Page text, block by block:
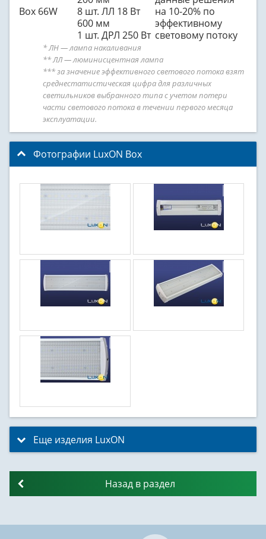
Box 66W
на 10-20% по
эффективному
световому потоку
8 шт. ЛЛ 18 Вт
600 мм
1 шт. ДРЛ 250 Вт
* ЛН — лампа накаливания
** ЛЛ — люминисцентная лампа
*** за значение эффективного светового потока взят
среднестатистическая цифра для различных
светильников выбранного типа с учетом потери
части светового потока в течении первого месяца
эксплуатации.
Фотографии LuxON Box
Еще изделия LuxON
Назад в раздел